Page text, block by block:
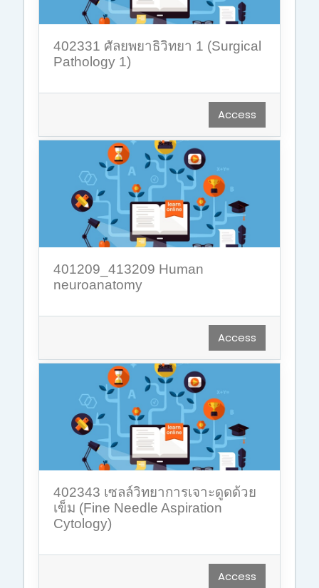
402331 ศัลยพยาธิวิทยา 1 (Surgical
Pathology 1)
Access
401209_413209 Human
neuroanatomy
Access
402343 เซลล์วิทยาการเจาะดูดด้วย
เข็ม (Fine Needle Aspiration
Cytology)
Access